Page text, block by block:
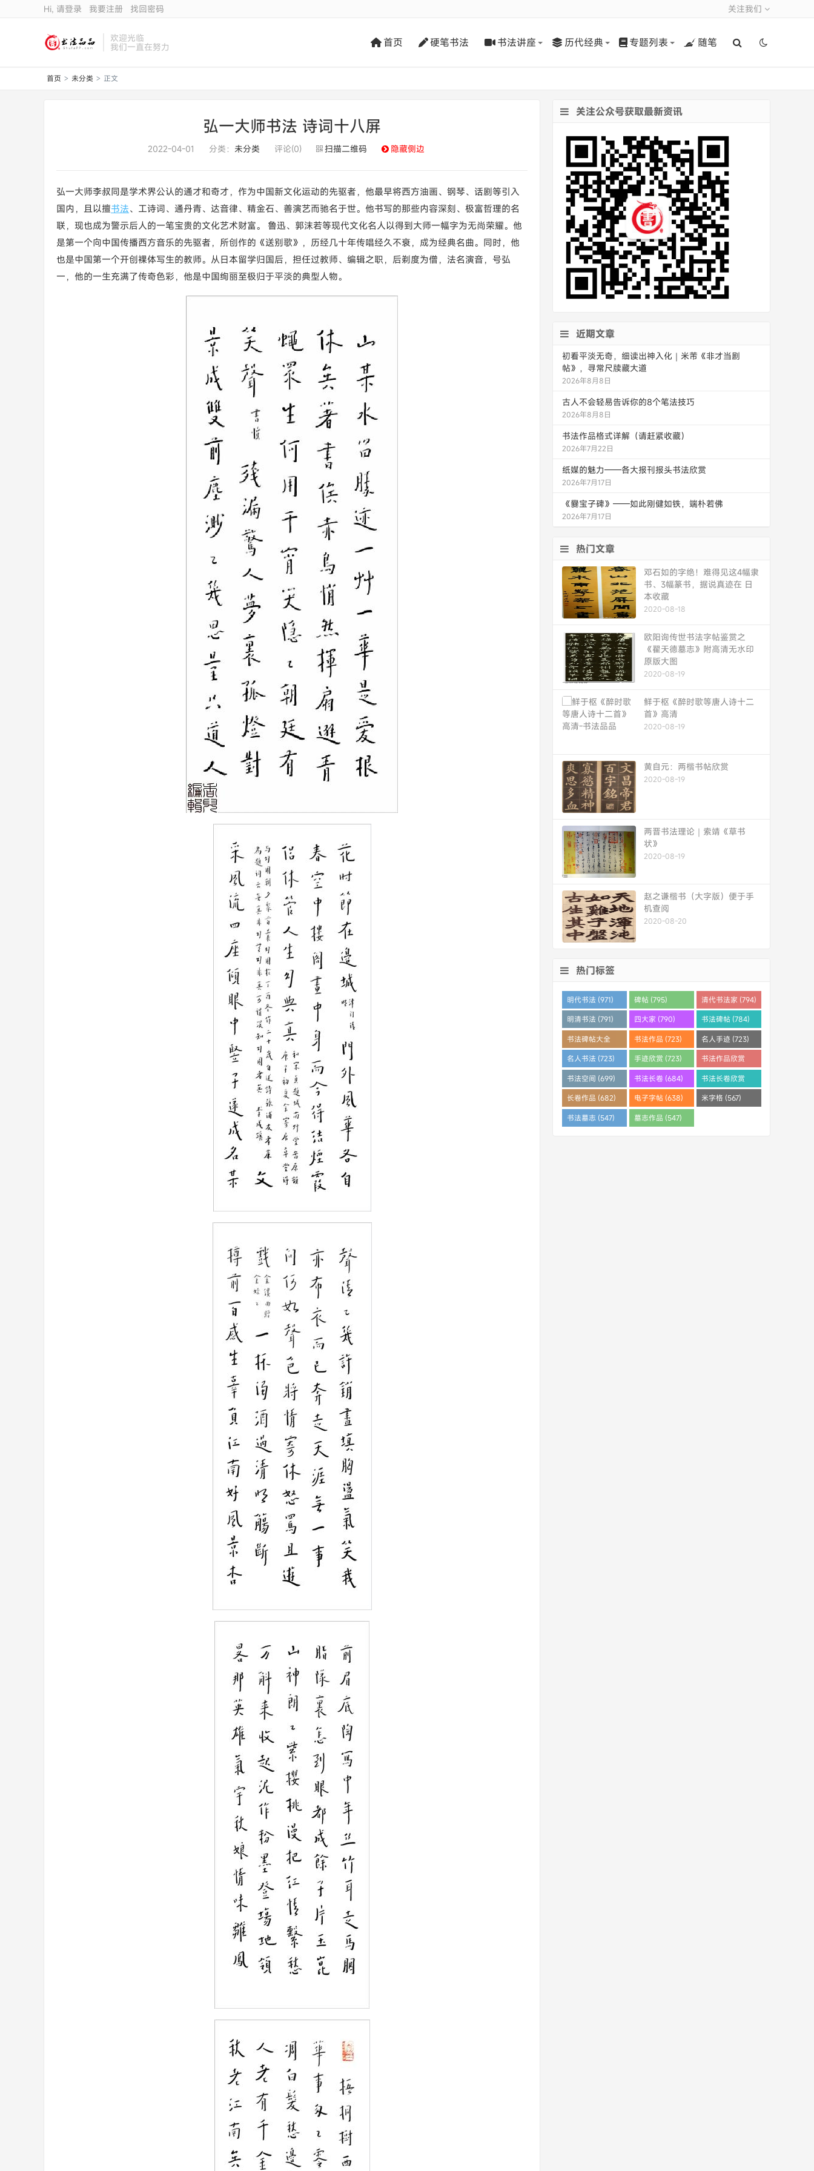
关注我们
Hi, 请登录 我要注册 找回密码
欢迎光临
我们一直在努力 首页 硬笔书法 书法讲座 历代经典 专题列表 随笔
首页 > 未分类 > 正文
弘一大师书法 诗词十八屏
2022-04-01 分类： 未分类 评论(0) 扫描二维码 隐藏侧边
弘一大师李叔同是学术界公认的通才和奇才，作为中国新文化运动的先驱者，他最早将西方油画、钢琴、话剧等引入
国内，且以擅书法、工诗词、通丹青、达音律、精金石、善演艺而驰名于世。他书写的那些内容深刻、极富哲理的名
联，现也成为警示后人的一笔宝贵的文化艺术财富。 鲁迅、郭沫若等现代文化名人以得到大师一幅字为无尚荣耀。他
是第一个向中国传播西方音乐的先驱者，所创作的《送别歌》，历经几十年传唱经久不衰，成为经典名曲。同时，他
也是中国第一个开创裸体写生的教师。从日本留学归国后，担任过教师、编辑之职，后剃度为僧，法名演音，号弘
一，他的一生充满了传奇色彩，他是中国绚丽至极归于平淡的典型人物。
关注公众号获取最新资讯
近期文章
初看平淡无奇，细读出神入化｜米芾《非才当剧
帖》，寻常尺牍藏大道
2026年8月8日
古人不会轻易告诉你的8个笔法技巧
2026年8月8日
书法作品格式详解（请赶紧收藏）
2026年7月22日
纸媒的魅力——各大报刊报头书法欣赏
2026年7月17日
《爨宝子碑》——如此刚健如铁，端朴若佛
2026年7月17日
热门文章
邓石如的字绝！难得见这4幅隶
书、3幅篆书，据说真迹在 日
本收藏
2020-08-18
欧阳询传世书法字帖鉴赏之
《翟天德墓志》附高清无水印
原版大图
2020-08-19
鲜于枢《醉时歌等唐人诗十二
首》高清
2020-08-19
黄自元：两楷书帖欣赏
2020-08-19
两晋书法理论｜索靖《草书
状》
2020-08-19
赵之谦楷书（大字版）便于手
机查阅
2020-08-20
热门标签
明代书法 (971) 碑帖 (795) 清代书法家 (794)
明清书法 (791) 四大家 (790) 书法碑帖 (784)
书法碑帖大全
(784)
书法作品 (723) 名人手迹 (723)
名人书法 (723) 手迹欣赏 (723)
书法作品欣赏
(710)
书法空间 (699) 书法长卷 (684)
书法长卷欣赏
(682)
长卷作品 (682) 电子字帖 (638) 米字格 (567)
书法墓志 (547) 墓志作品 (547)